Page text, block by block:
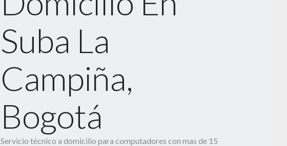
Suba La
Campiña,
Bogotá
Servicio técnico a domicilio para computadores con mas de 15